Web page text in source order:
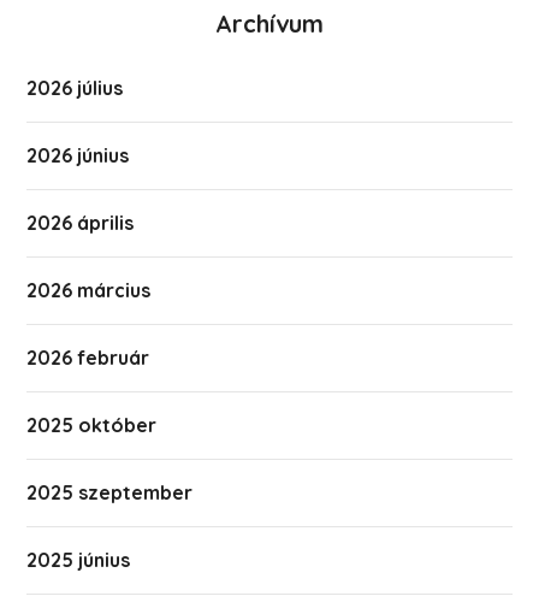
Archívum
2026 július
2026 június
2026 április
2026 március
2026 február
2025 október
2025 szeptember
2025 június